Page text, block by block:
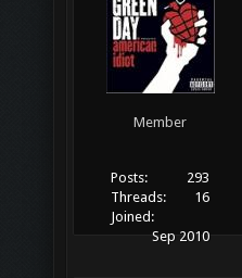
Member
Posts:
293
Threads:
16
Joined:
Sep 2010